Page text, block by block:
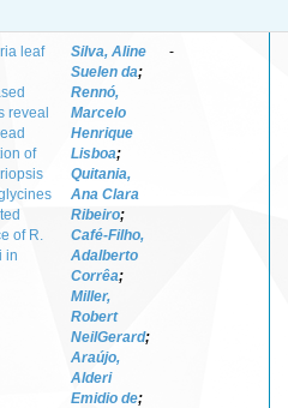
leaf
reveal
of
of R.
in
Silva, Aline
Suelen da;
Rennó,
Marcelo
Henrique
Lisboa;
Quitania,
Ana Clara
Ribeiro;
Café‑Filho,
Adalberto
Corrêa;
Miller,
Robert
NeilGerard;
Araújo,
Alderi
Emidio de;
-